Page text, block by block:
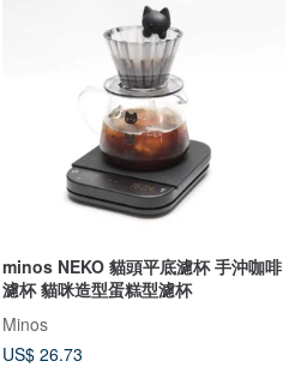
minos NEKO 貓頭平底濾杯 手沖咖啡
濾杯 貓咪造型蛋糕型濾杯
Minos
US$ 26.73